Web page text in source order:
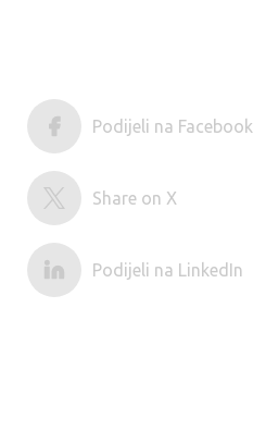
Podijeli na Facebook
Share on X
Podijeli na LinkedIn